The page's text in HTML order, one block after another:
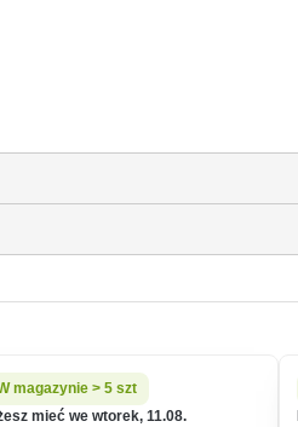
magazynie > 5 szt
mieć we wtorek, 11.08.